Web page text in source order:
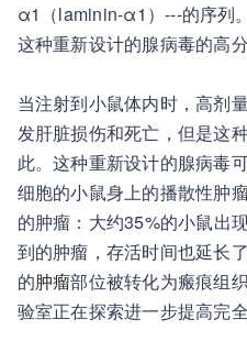
α1（laminin-α1）---的序列
这种重新设计的腺病毒的高
当注射到小鼠体内时，高剂
发肝脏损伤和死亡，但是这
此。这种重新设计的腺病毒
细胞的小鼠身上的播散性肿
的肿瘤：大约35%的小鼠出
到的肿瘤，存活时间也延长
的肿瘤部位被转化为瘢痕组
验室正在探索进一步提高完